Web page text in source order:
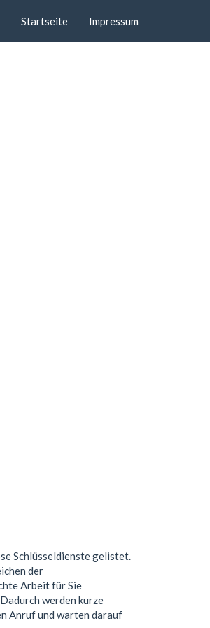
Startseite Impressum
Schlüsseldienste gelistet.
der
Arbeit für Sie
werden kurze
Anruf und warten darauf